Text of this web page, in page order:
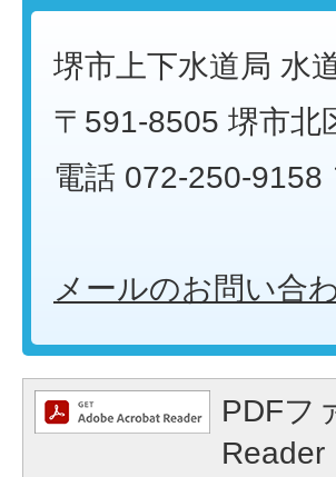
堺市上下水道局 水
〒591-8505 堺市北
電話 072-250-
メールのお問い合
PDFフ
Reader